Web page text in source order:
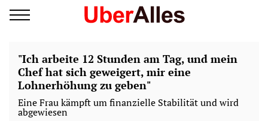
"Ich arbeite 12 Stunden am Tag, und mein
Chef hat sich geweigert, mir eine
Lohnerhöhung zu geben"
Eine Frau kämpft um finanzielle Stabilität und wird
abgewiesen